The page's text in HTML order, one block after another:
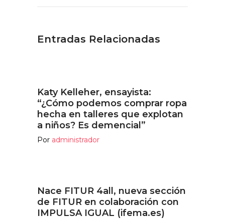
Entradas Relacionadas
Katy Kelleher, ensayista:
“¿Cómo podemos comprar ropa
hecha en talleres que explotan
a niños? Es demencial”
Por administrador
Nace FITUR 4all, nueva sección
de FITUR en colaboración con
IMPULSA IGUAL (ifema.es)